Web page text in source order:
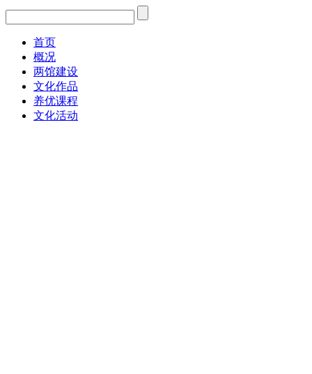
首页
概况
两馆建设
文化作品
养优课程
文化活动